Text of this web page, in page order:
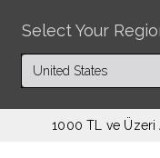
Select Your
1000 TL ve Üzeri